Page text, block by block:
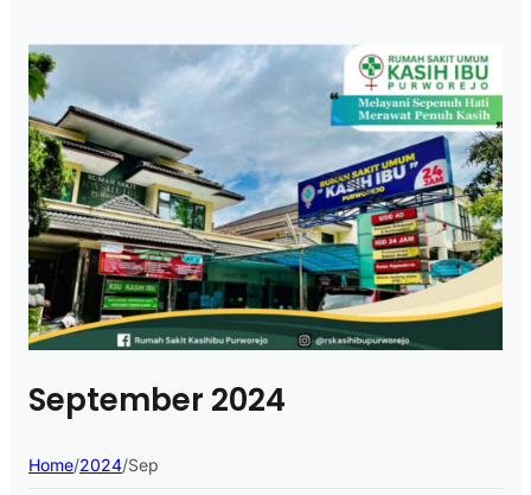
September 2024
Home/2024/Sep